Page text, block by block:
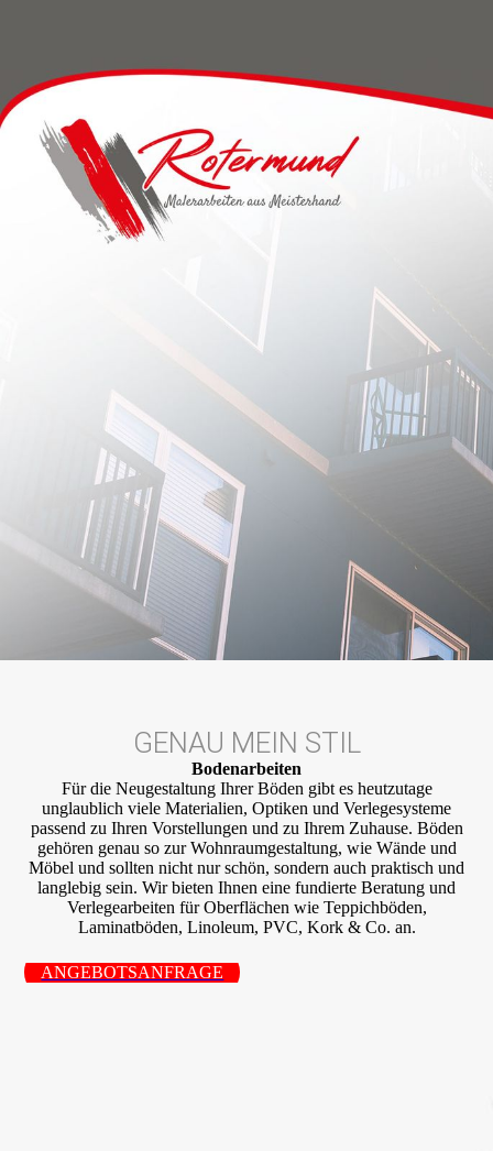
GENAU MEIN STIL
Bodenarbeiten
Für die Neugestaltung Ihrer Böden gibt es heutzutage
unglaublich viele Materialien, Optiken und Verlegesysteme
passend zu Ihren Vorstellungen und zu Ihrem Zuhause. Böden
gehören genau so zur Wohnraumgestaltung, wie Wände und
Möbel und sollten nicht nur schön, sondern auch praktisch und
langlebig sein. Wir bieten Ihnen eine fundierte Beratung und
Verlegearbeiten für Oberflächen wie Teppichböden,
Laminatböden, Linoleum, PVC, Kork & Co. an.
ANGEBOTSANFRAGE